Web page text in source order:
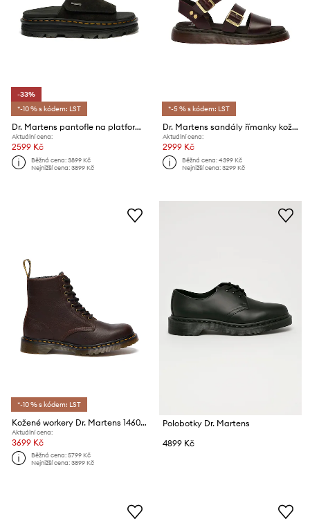
-33%
*-10 % s kódem: LST
Dr. Martens pantofle na platformě semišové ZebZag Slide
Aktuální cena:
2599 Kč
Běžná cena:3899 Kč
Nejnižší cena:3899 Kč
*-5 % s kódem: LST
Dr. Martens sandály římanky kožené Gryphon
Aktuální cena:
2999 Kč
Běžná cena:4399 Kč
Nejnižší cena:3299 Kč
*-10 % s kódem: LST
Kožené workery Dr. Martens 1460 Pascal Warm Lined
Aktuální cena:
3699 Kč
Běžná cena:5799 Kč
Nejnižší cena:3899 Kč
Polobotky Dr. Martens
4899 Kč